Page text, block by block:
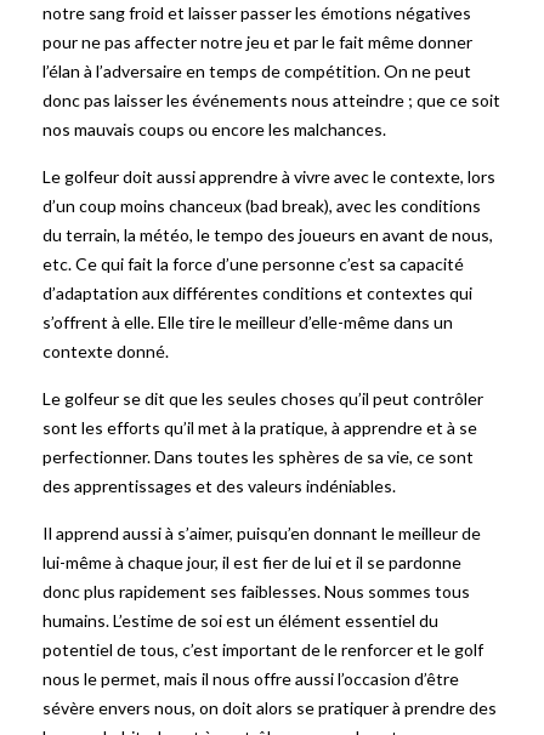
notre sang froid et laisser passer les émotions négatives
pour ne pas affecter notre jeu et par le fait même donner
l’élan à l’adversaire en temps de compétition. On ne peut
donc pas laisser les événements nous atteindre ; que ce soit
nos mauvais coups ou encore les malchances.
Le golfeur doit aussi apprendre à vivre avec le contexte, lors
d’un coup moins chanceux (bad break), avec les conditions
du terrain, la météo, le tempo des joueurs en avant de nous,
etc. Ce qui fait la force d’une personne c’est sa capacité
d’adaptation aux différentes conditions et contextes qui
s’offrent à elle. Elle tire le meilleur d’elle-même dans un
contexte donné.
Le golfeur se dit que les seules choses qu’il peut contrôler
sont les efforts qu’il met à la pratique, à apprendre et à se
perfectionner. Dans toutes les sphères de sa vie, ce sont
des apprentissages et des valeurs indéniables.
Il apprend aussi à s’aimer, puisqu’en donnant le meilleur de
lui-même à chaque jour, il est fier de lui et il se pardonne
donc plus rapidement ses faiblesses. Nous sommes tous
humains. L’estime de soi est un élément essentiel du
potentiel de tous, c’est important de le renforcer et le golf
nous le permet, mais il nous offre aussi l’occasion d’être
sévère envers nous, on doit alors se pratiquer à prendre des